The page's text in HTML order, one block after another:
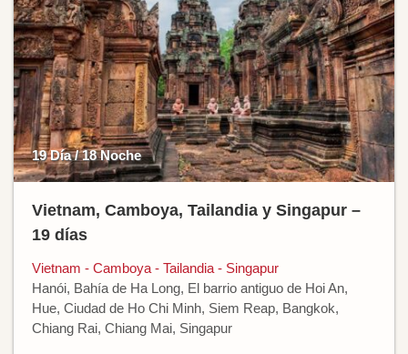
19 Día / 18 Noche
Vietnam, Camboya, Tailandia y Singapur –
19 días
Vietnam - Camboya - Tailandia - Singapur
Hanói, Bahía de Ha Long, El barrio antiguo de Hoi An,
Hue, Ciudad de Ho Chi Minh, Siem Reap, Bangkok,
Chiang Rai, Chiang Mai, Singapur